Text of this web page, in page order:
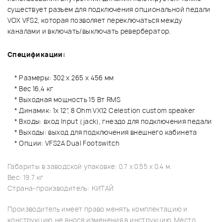
существует разъем для подключения опциональной педали
VOX VFS2, которая позволяет переключаться между
каналами и включать/выключать ревербератор.
Спецификации:
* Размеры: 302 х 265 х 456 мм
* Вес 16,4 кг
* Выходная мощность 15 Вт RMS
* Динамик: 1x 12", 8 Ohm VX12 Celestion custom speaker
* Входы: вход Input (jack), гнездо для подключения педали
* Выходы: выход для подключения внешнего кабинета
* Опции: VFS2A Dual Footswitch
Габариты в заводской упаковке: 0.7 x 0.55 x 0.4 м.
Вес: 19.7 кг
Страна-производитель: КИТАЙ
Производитель имеет право менять комплектацию и